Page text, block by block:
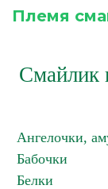
Племя
Смайлик
Ангелочки,
Бабочки
Белки